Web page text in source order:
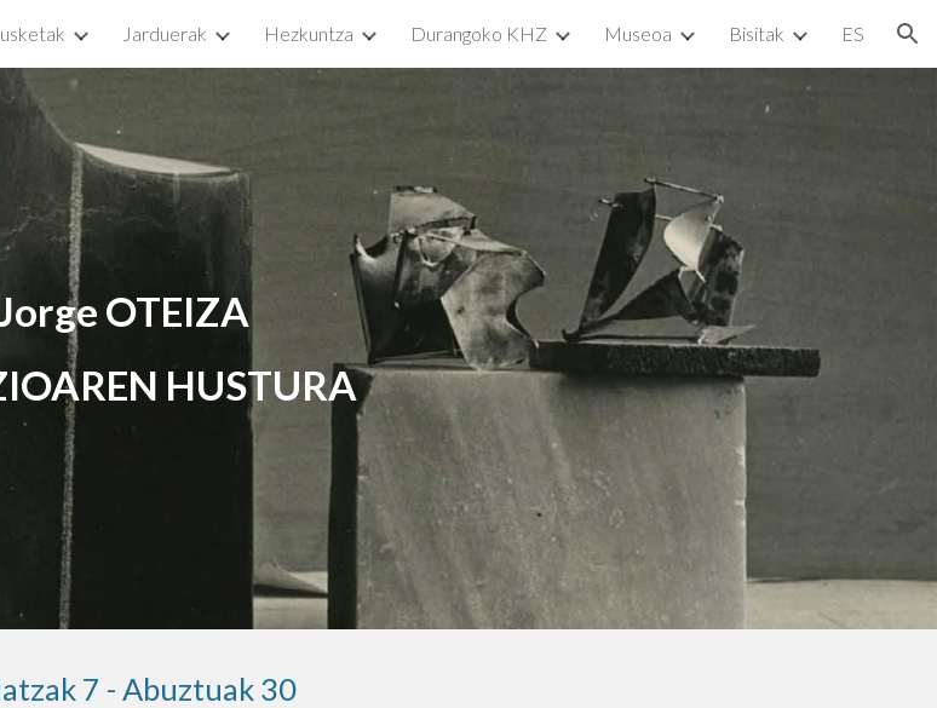
Skip to navigation
Jarduerak Hezkuntza Durangoko KHZ Museoa Bisitak ES
OTEIZA
HUSTURA
7 - Abuztuak 30